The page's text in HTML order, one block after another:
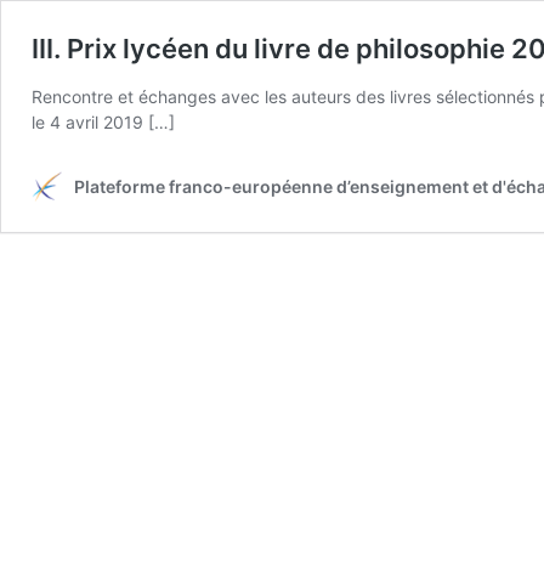
III. Prix lycéen du livre de philosophie
Rencontre et échanges avec les auteurs des livres
le 4 avril 2019 […]
Plateforme franco-européenne d’enseignement et